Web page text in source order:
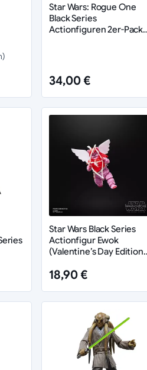
Star Wars: Rogue One
Black Series
Actionfiguren 2er-Pack
34,00 €
Star Wars Black Series
Actionfigur Ewok
(Valentine’s Day Edition)
18,90 €